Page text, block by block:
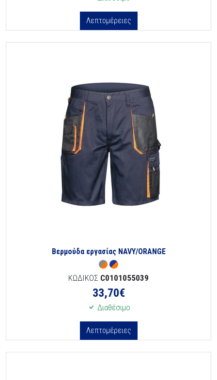
Λεπτομέρειες
Βερμούδα εργασίας NAVY/ORANGE
ΚΩΔΙΚΟΣ C0101055039
33,70€
Διαθέσιμο
Λεπτομέρειες